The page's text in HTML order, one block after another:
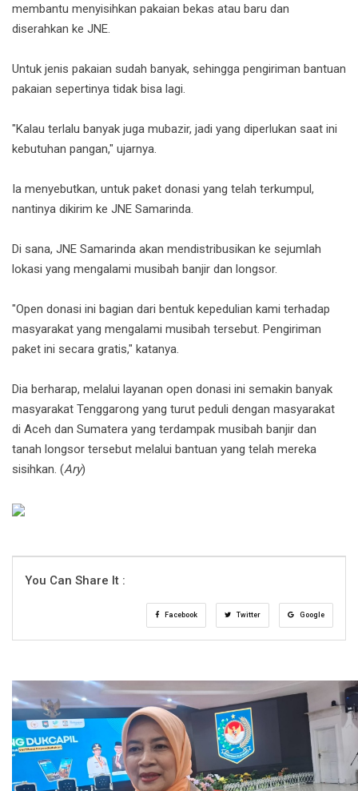
membantu menyisihkan pakaian bekas atau baru dan
diserahkan ke JNE.
Untuk jenis pakaian sudah banyak, sehingga pengiriman bantuan
pakaian sepertinya tidak bisa lagi.
"Kalau terlalu banyak juga mubazir, jadi yang diperlukan saat ini
kebutuhan pangan," ujarnya.
Ia menyebutkan, untuk paket donasi yang telah terkumpul,
nantinya dikirim ke JNE Samarinda.
Di sana, JNE Samarinda akan mendistribusikan ke sejumlah
lokasi yang mengalami musibah banjir dan longsor.
"Open donasi ini bagian dari bentuk kepedulian kami terhadap
masyarakat yang mengalami musibah tersebut. Pengiriman
paket ini secara gratis," katanya.
Dia berharap, melalui layanan open donasi ini semakin banyak
masyarakat Tenggarong yang turut peduli dengan masyarakat
di Aceh dan Sumatera yang terdampak musibah banjir dan
tanah longsor tersebut melalui bantuan yang telah mereka
sisihkan. (Ary)
You Can Share It :
Facebook Twitter Google